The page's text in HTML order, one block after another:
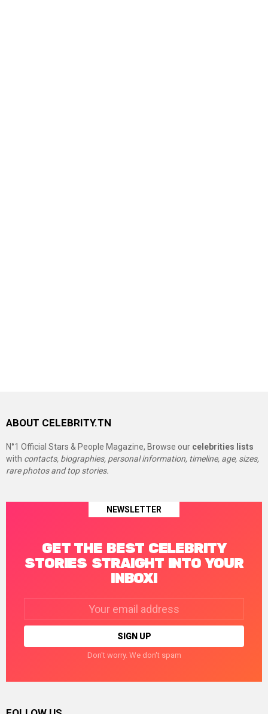
ABOUT CELEBRITY.TN
N°1 Official Stars & People Magazine, Browse our celebrities lists
with contacts, biographies, personal information, timeline, age, sizes,
rare photos and top stories.
NEWSLETTER
GET THE BEST CELEBRITY
STORIES STRAIGHT INTO YOUR
INBOX!
Don't worry. We don't spam